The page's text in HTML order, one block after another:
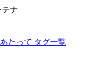
テナ
たって タグ一覧